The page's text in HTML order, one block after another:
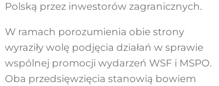
Polską przez inwestorów zagranicznych.
W ramach porozumienia obie strony
wyraziły wolę podjęcia działań w sprawie
wspólnej promocji wydarzeń WSF i MSPO.
Oba przedsięwzięcia stanowią bowiem